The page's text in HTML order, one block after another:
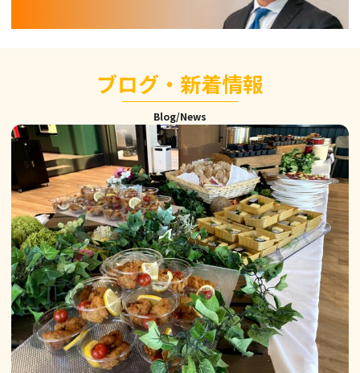
ブログ・新着情報
Blog/News